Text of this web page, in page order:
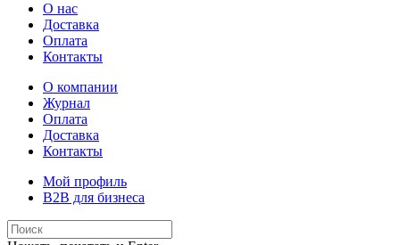
О нас
Доставка
Оплата
Контакты
О компании
Журнал
Оплата
Доставка
Контакты
Мой профиль
B2B для бизнеса